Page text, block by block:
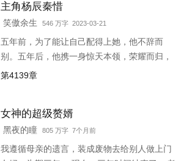
主角杨辰秦惜
笑傲余生 546 万字 2023-03-21
五年前，为了能让自己配得上她，他不辞而
别。五年后，他携一身惊天本领，荣耀而归，
只是归来之时，竟发现自己多了一个女儿。
第4139章
女神的超级赘婿
黑夜的瞳 805 万字 7个月前
我遵循母亲的遗言，装成废物去给别人做上门